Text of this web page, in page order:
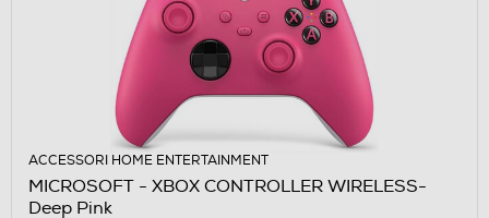
ACCESSORI HOME ENTERTAINMENT
MICROSOFT - XBOX CONTROLLER WIRELESS-
Deep Pink